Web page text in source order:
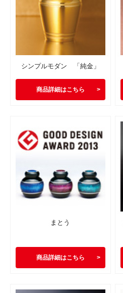
シンプルモダン 「純金」
商品詳細はこちら
まとう
商品詳細はこちら